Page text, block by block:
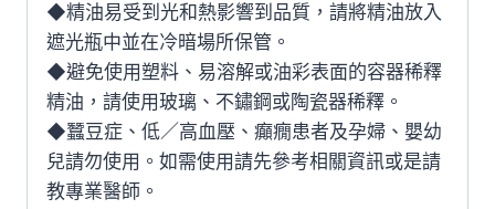
◆精油易受到光和熱影響到品質，請將精油放入
遮光瓶中並在冷暗場所保管。
◆避免使用塑料、易溶解或油彩表面的容器稀釋
精油，請使用玻璃、不鏽鋼或陶瓷器稀釋。
◆蠶豆症、低／高血壓、癲癇患者及孕婦、嬰幼
兒請勿使用。如需使用請先參考相關資訊或是請
教專業醫師。